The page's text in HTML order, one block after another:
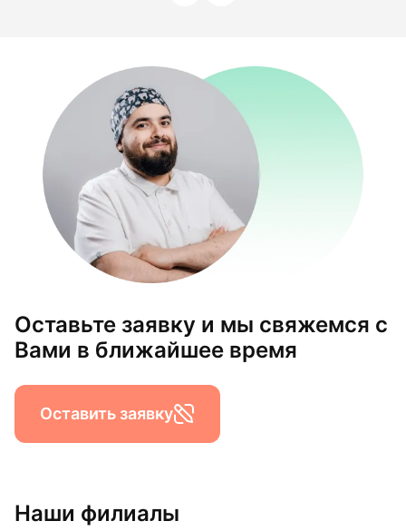
Оставьте заявку и мы свяжемся с
Вами в ближайшее время
Оставить заявку
Наши филиалы